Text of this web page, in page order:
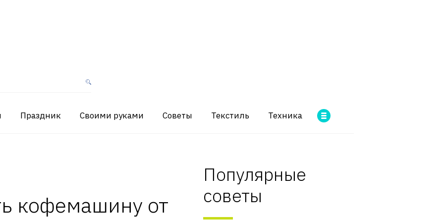
Праздник Своими руками Советы Текстиль Техника
кофемашину от
Популярные
советы